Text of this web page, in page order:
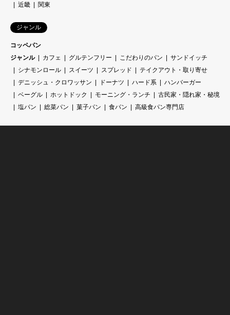
近畿
関東
ジャンル
コッペパン
ジャンル
カフェ グルテンフリー こだわりのパン
サンドイッチ
シナモンロール
スイーツ スプレッド
テイクアウト・取り寄せ
デニッシュ・クロワッサン
ドーナツ ハード系
ハンバーガー
ベーグル
ホットドック モーニング・ランチ
古民家・隠れ家・秘境
塩パン
総菜パン 菓子パン 食パン 高級食パン専門店